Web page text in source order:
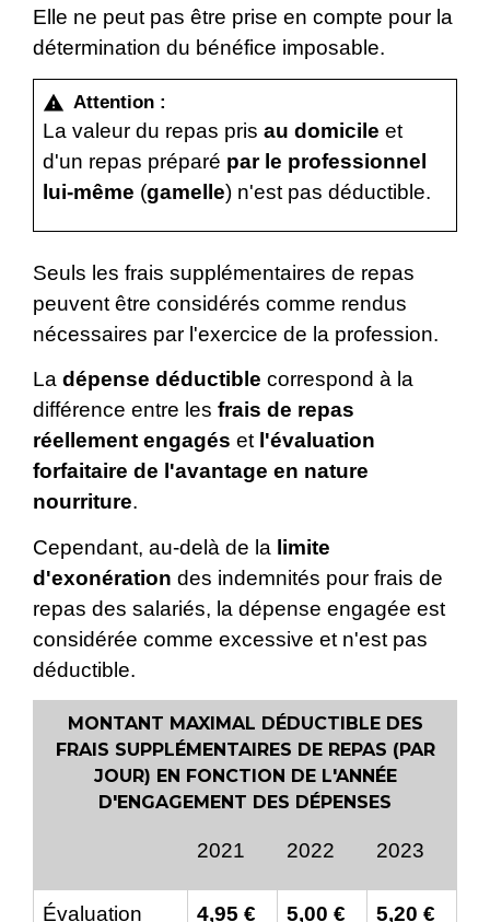
Elle ne peut pas être prise en compte pour la
détermination du bénéfice imposable.
warning Attention :
La valeur du repas pris au domicile et
d'un repas préparé par le professionnel
lui-même (gamelle) n'est pas déductible.
Seuls les frais supplémentaires de repas
peuvent être considérés comme rendus
nécessaires par l'exercice de la profession.
La dépense déductible correspond à la
différence entre les frais de repas
réellement engagés et l'évaluation
forfaitaire de l'avantage en nature
nourriture.
Cependant, au-delà de la limite
d'exonération des indemnités pour frais de
repas des salariés, la dépense engagée est
considérée comme excessive et n'est pas
déductible.
MONTANT MAXIMAL DÉDUCTIBLE DES
FRAIS SUPPLÉMENTAIRES DE REPAS (PAR
JOUR) EN FONCTION DE L'ANNÉE
D'ENGAGEMENT DES DÉPENSES
2021 2022 2023
Évaluation
4,95 € 5,00 € 5,20 €